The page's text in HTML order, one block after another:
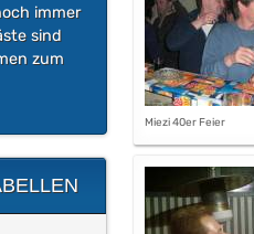
immer
sind
zum
Miezi 40er Feier